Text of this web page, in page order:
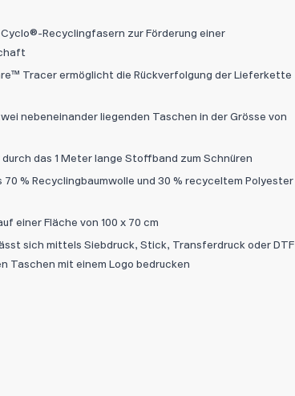
Recyclingfasern zur Förderung einer
Tracer ermöglicht die Rückverfolgung der Lieferkette
nebeneinander liegenden Taschen in der Grösse von
das 1 Meter lange Stoffband zum Schnüren
% Recyclingbaumwolle und 30 % recyceltem Polyester
einer Fläche von 100 x 70 cm
sich mittels Siebdruck, Stick, Transferdruck oder DTF
Taschen mit einem Logo bedrucken